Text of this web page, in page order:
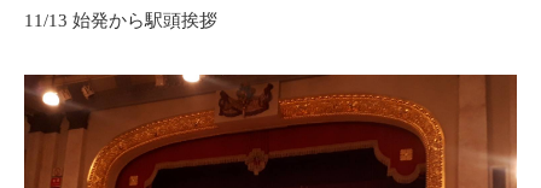
11/13 始発から駅頭挨拶